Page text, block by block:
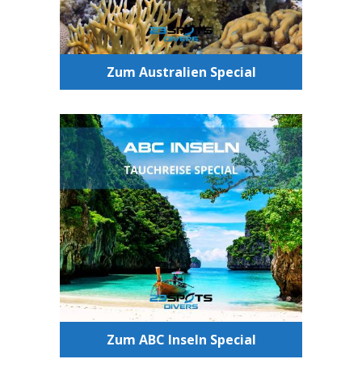
Zum Australien Special
Tauchen ABC Inseln
Tauchen in einem traumhaften
Tauchrevier und einer unglaublich
schönen landschaftlichen Kulisse.
Zum ABC Inseln Special